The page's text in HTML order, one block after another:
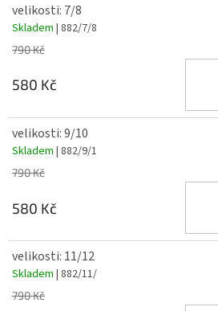
velikosti: 7/8
Skladem | 882/7/8
790 Kč
580 Kč
velikosti: 9/10
Skladem | 882/9/1
790 Kč
580 Kč
velikosti: 11/12
Skladem | 882/11/
790 Kč